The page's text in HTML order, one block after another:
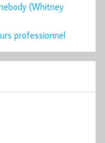
(Whitney
professionnel